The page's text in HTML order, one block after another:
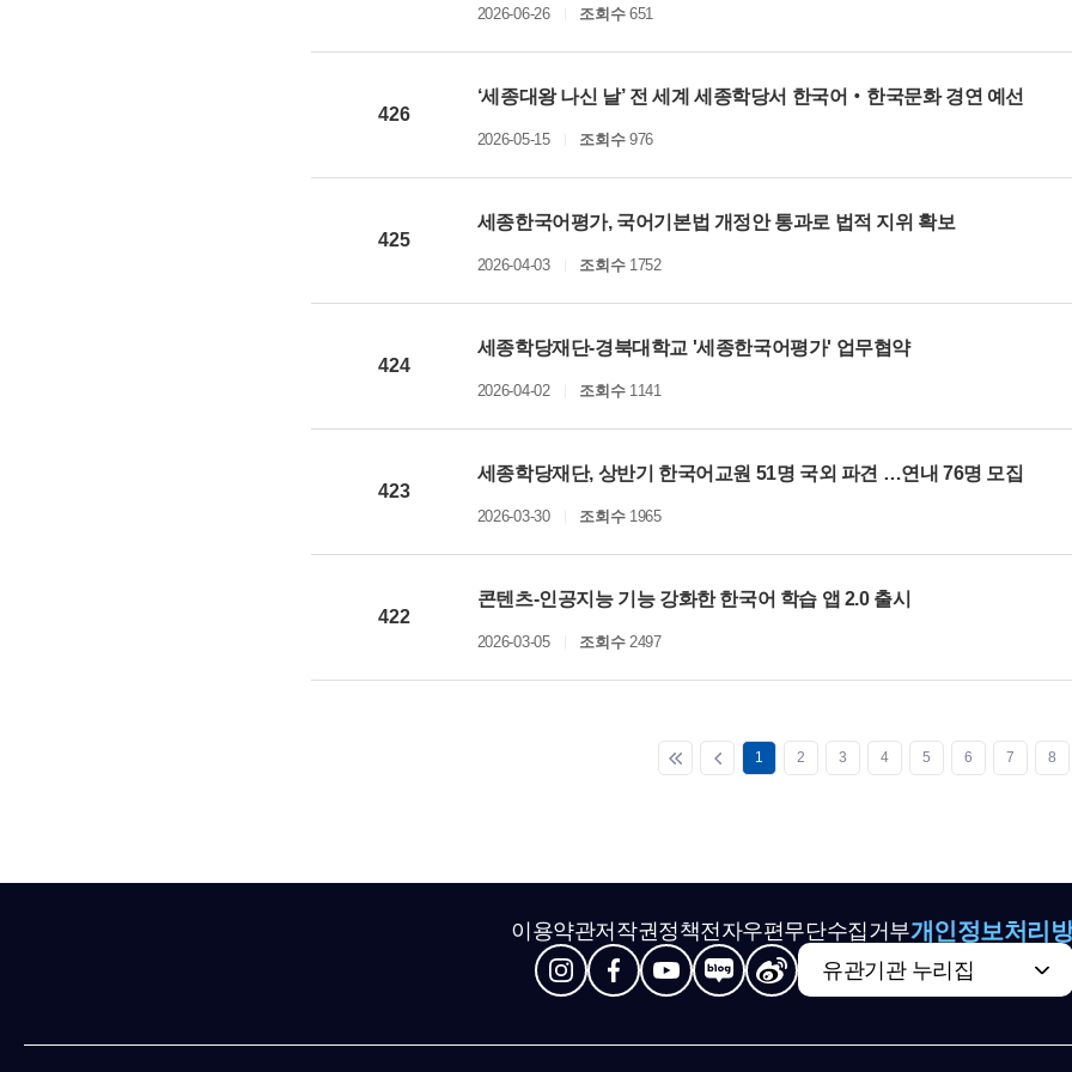
2026-06-26 조회수651
426
‘세종대왕 나신 날’ 전 세계 세종학당서 한국어‧한국문화 경연 예선
2026-05-15 조회수976
425
세종한국어평가, 국어기본법 개정안 통과로 법적 지위 확보
2026-04-03 조회수1752
424
세종학당재단-경북대학교 '세종한국어평가' 업무협약
2026-04-02 조회수1141
423
세종학당재단, 상반기 한국어교원 51명 국외 파견 …연내 76명 모집
2026-03-30 조회수1965
422
콘텐츠-인공지능 기능 강화한 한국어 학습 앱 2.0 출시
2026-03-05 조회수2497
1 2 3 4 5 6 7 8
이용약관저작권정책전자우편무단수집거부개인정보처리
유관기관 누리집